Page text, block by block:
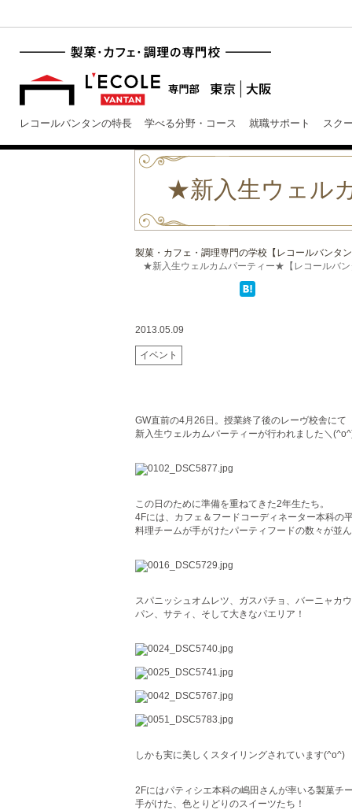
レコールバンタンの特長 学べる分野・コース 就職サポート スク
★新入生ウェル
製菓・カフェ・調理専門の学校【レコールバンタン
★新入生ウェルカムパーティー★【レコールバン
2013.05.09
イベント
GW直前の4月26日。授業終了後のレーヴ校舎にて
新入生ウェルカムパーティーが行われました＼
この日のために準備を重ねてきた2年生たち。
4Fには、カフェ＆フードコーディネーター本科の
料理チームが手がけたパーティフードの数々が並
スパニッシュオムレツ、ガスパチョ、バーニャカウ
パン、サティ、そして大きなパエリア！
しかも実に美しくスタイリングされています(^o^)
2Fにはパティシエ本科の嶋田さんが率いる製菓チ
手がけた、色とりどりのスイーツたち！